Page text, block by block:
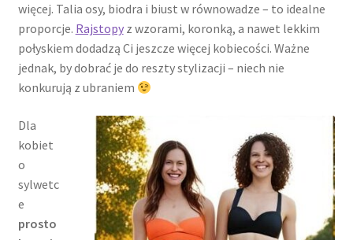
więcej. Talia osy, biodra i biust w równowadze – to idealne
proporcje. Rajstopyz wzorami, koronką, a nawet lekkim
połyskiem dodadzą Ci jeszcze więcej kobiecości. Ważne
jednak, by dobrać je do reszty stylizacji – niech nie
konkurują z ubraniem
Dla
kobiet
o
sylwetc
e
prosto